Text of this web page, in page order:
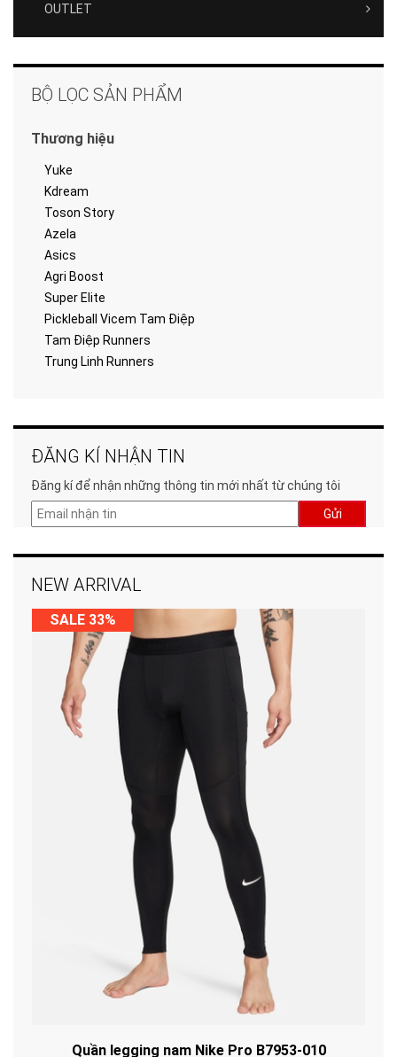
OUTLET
BỘ LỌC SẢN PHẨM
Thương hiệu
Yuke
Kdream
Toson Story
Azela
Asics
Agri Boost
Super Elite
Pickleball Vicem Tam Điệp
Tam Điệp Runners
Trung Linh Runners
ĐĂNG KÍ NHẬN TIN
Đăng kí để nhận những thông tin mới nhất từ chúng tôi
Gửi
NEW ARRIVAL
SALE 33%
Quần legging nam Nike Pro B7953-010